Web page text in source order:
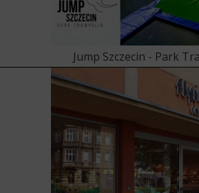
Jump Szczecin - Park